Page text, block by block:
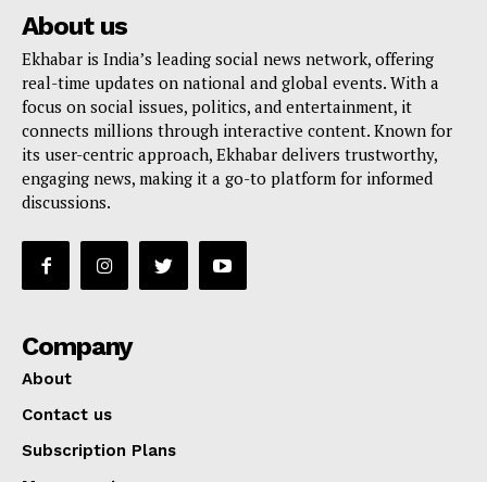
About us
Ekhabar is India’s leading social news network, offering
real-time updates on national and global events. With a
focus on social issues, politics, and entertainment, it
connects millions through interactive content. Known for
its user-centric approach, Ekhabar delivers trustworthy,
engaging news, making it a go-to platform for informed
discussions.
Company
About
Contact us
Subscription Plans